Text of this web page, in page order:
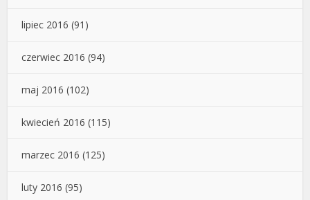
lipiec 2016 (91)
czerwiec 2016 (94)
maj 2016 (102)
kwiecień 2016 (115)
marzec 2016 (125)
luty 2016 (95)